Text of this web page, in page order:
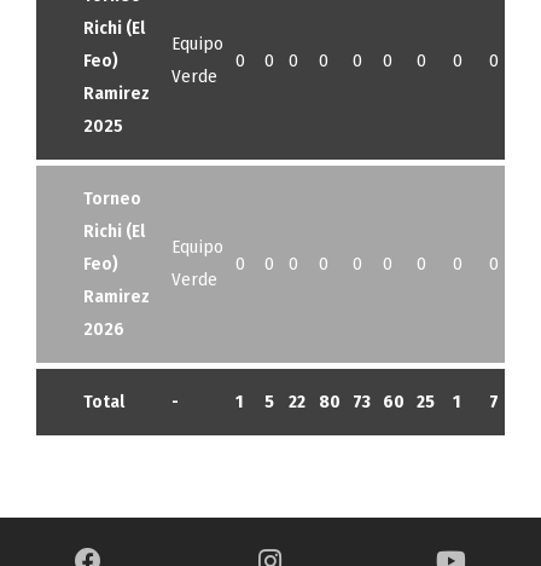
Richi (El
Feo)
Ramirez
2025
Equipo
Verde
0 0 0 0 0 0 0 0 0
Torneo
Richi (El
Feo)
Ramirez
2026
Equipo
Verde
0 0 0 0 0 0 0 0 0
Total - 1 5 22 80 73 60 25 1 7